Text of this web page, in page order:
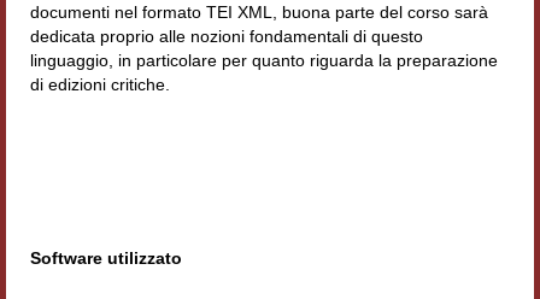
documenti nel formato TEI XML, buona parte del corso sarà
dedicata proprio alle nozioni fondamentali di questo
linguaggio, in particolare per quanto riguarda la preparazione
di edizioni critiche.
Software utilizzato